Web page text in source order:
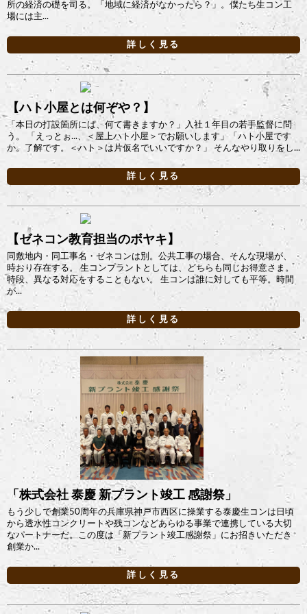
所の経済の礎を司る。「地域に経済がなかったら？」。僕たち生コン工
場には主...
詳しく見る
【ハト小屋とは何ぞや？】
「本日の打設箇所には、何て書きますか？」入社１年目の若手監督に問
う。 「えっとぉ...、＜屋上ハト小屋＞でお願いします」「ハト小屋です
か。了解です。＜ハト＞は片仮名でいいですか？」 そんなやり取りをし...
詳しく見る
【ゼネコン教育担当のボヤキ】
同敷地内・同工事名・ゼネコンは別。公共工事の場合、そんな現場が、
時おり存在する。 生コンプラントとしては、どちらも同じお得意さま。
特段、異なる対応をすることもない。 生コンは誰に対しても平等。時間
が...
詳しく見る
「株式会社 泰慶 新プラント竣工 感謝祭」
もう少しで創業50周年の兵庫県神戸市西区に操業する泰慶生コンは日頃
から透水性コンクリートや残コンなどあらゆる事業で連携している大切
なパートナーだ。この度は「新プラント竣工感謝祭」にお招きいただき
創業か...
詳しく見る